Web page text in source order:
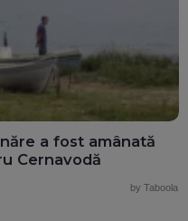
a fost amânată
Cernavodă
by Taboola